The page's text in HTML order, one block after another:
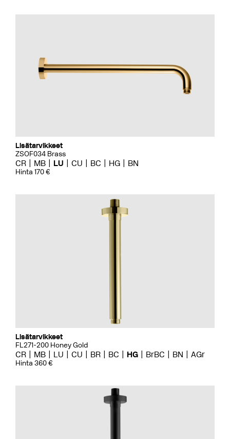
Lisätarvikkeet
ZSOF034 Brass
CR MB LU CU BC HG BN
Hinta 170 €
Lisätarvikkeet
FL271-200 Honey Gold
CR MB LU CU BR BC HG BrBC BN AGr
Hinta 360 €